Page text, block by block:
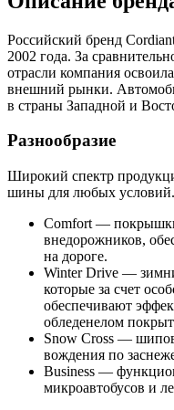
Российский бренд
2002 года. За
отрасли компания
внешний рынки.
в страны Западной и
Разнообразие
Широкий спектр
шины для любых
Comfort —
внедорожников,
на дороге.
Winter Drive —
которые за счет
обеспечивают
обледенелом
Snow Cross —
вождения по
Business —
микроавтобусов и